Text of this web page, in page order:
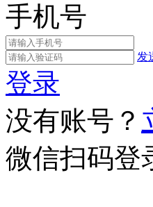
手机号
发
登录
没有账号？
微信扫码登